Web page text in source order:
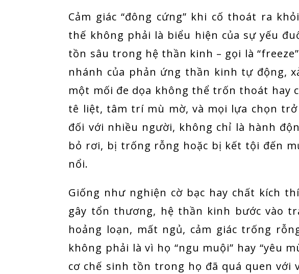
Cảm giác “đông cứng” khi cố thoát ra
thế không phải là biểu hiện của sự yếu
tồn sâu trong hệ thần kinh – gọi là
nhánh của phản ứng thần kinh tự động,
một mối đe dọa không thể trốn thoát hay
tê liệt, tâm trí mù mờ, và mọi lựa chọn
đối với nhiều người, không chỉ là hành
bỏ rơi, bị trống rỗng hoặc bị kết tội đến
nổi.
Giống như nghiện cờ bạc hay chất kích
gây tổn thương, hệ thần kinh bước vào
hoảng loạn, mất ngủ, cảm giác trống
không phải là vì họ “ngu muội” hay “yêu
cơ chế sinh tồn trong họ đã quá quen với